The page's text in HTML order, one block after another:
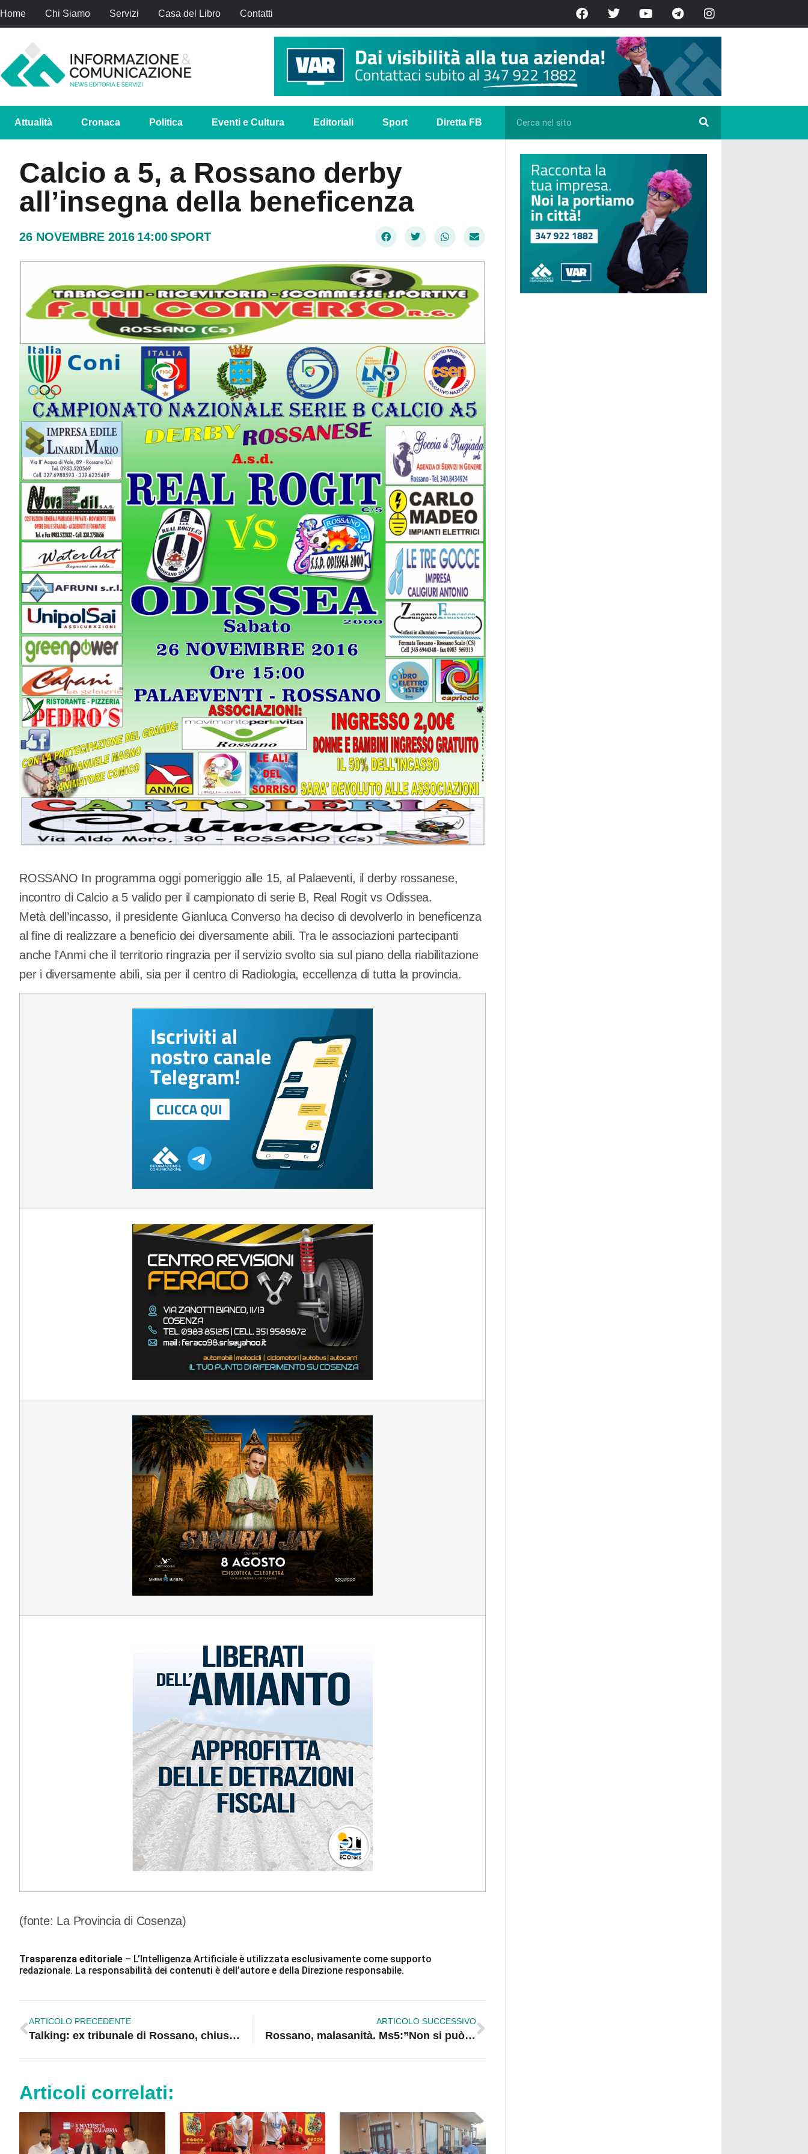
Home Chi Siamo Servizi Casa del Libro Contatti
Attualità Cronaca Politica Eventi e Cultura Editoriali Sport Diretta FB
Calcio a 5, a Rossano derby
all’insegna della beneficenza
26 NOVEMBRE 2016 14:00SPORT
ROSSANO In programma oggi pomeriggio alle 15, al Palaeventi, il derby rossanese,
incontro di Calcio a 5 valido per il campionato di serie B, Real Rogit vs Odissea.
Metà dell’incasso, il presidente Gianluca Converso ha deciso di devolverlo in beneficenza
al fine di realizzare a beneficio dei diversamente abili. Tra le associazioni partecipanti
anche l’Anmi che il territorio ringrazia per il servizio svolto sia sul piano della riabilitazione
per i diversamente abili, sia per il centro di Radiologia, eccellenza di tutta la provincia.
(fonte: La Provincia di Cosenza)
Trasparenza editoriale – L’Intelligenza Artificiale è utilizzata esclusivamente come supporto
redazionale. La responsabilità dei contenuti è dell’autore e della Direzione responsabile.
ARTICOLO PRECEDENTE
Talking: ex tribunale di Rossano, chiusura senza colpevoli! Disperazione dei senza lavoro |VIDEO
ARTICOLO SUCCESSIVO
Rossano, malasanità. Ms5:”Non si può morire così”.
Articoli correlati: